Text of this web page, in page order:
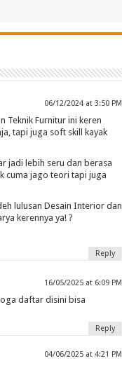
06/12/2024 at 3:50 PM
Teknik Furnitur ini keren
tapi juga soft skill kayak
jadi lebih seru dan berasa
cuma jago teori tapi juga
lulusan Desain Interior dan
kerennya ya! ?
Reply
16/05/2025 at 6:09 PM
daftar disini bisa
Reply
04/06/2025 at 4:21 PM